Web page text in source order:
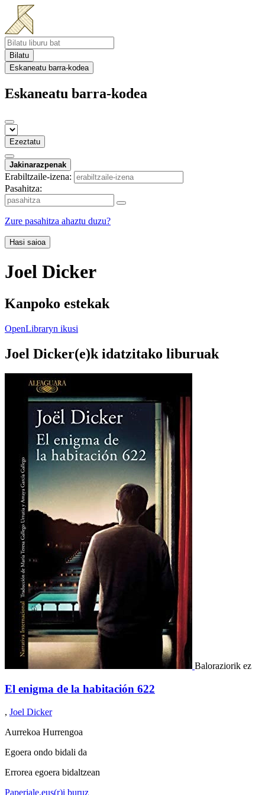
Bilatu
Eskaneatu barra-kodea
Eskaneatu barra-kodea
Ezeztatu
Jakinarazpenak
Erabiltzaile-izena:
Pasahitza:
Zure pasahitza ahaztu duzu?
Hasi saioa
Joel Dicker
Kanpoko estekak
OpenLibraryn ikusi
Joel Dicker(e)k idatzitako liburuak
Baloraziorik ez
El enigma de la habitación 622
, Joel Dicker
Aurrekoa Hurrengoa
Egoera ondo bidali da
Errorea egoera bidaltzean
Paperjale.eus(r)i buruz